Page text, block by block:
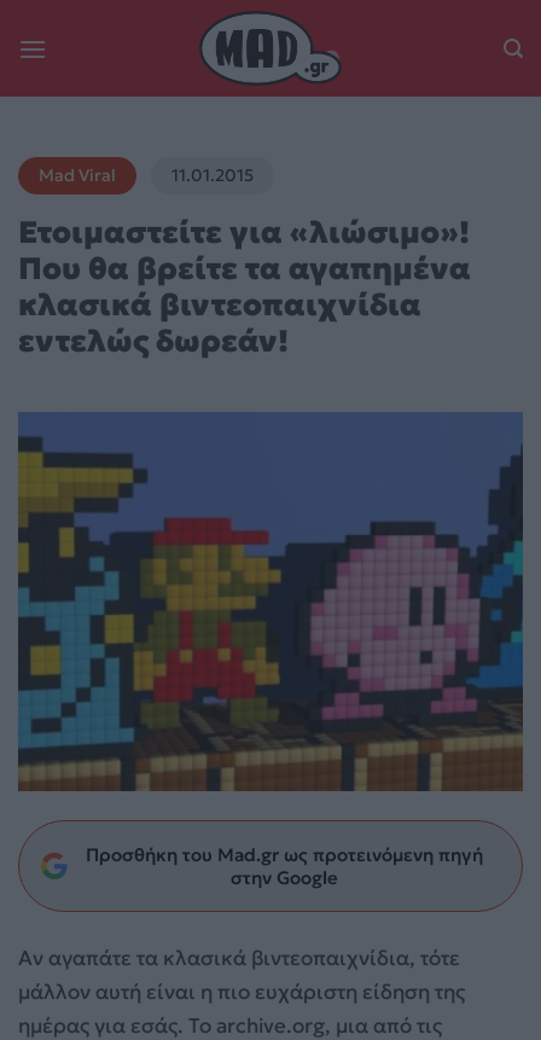
Mad Viral 11.01.2015
Ετοιμαστείτε για «λιώσιμο»!
Που θα βρείτε τα αγαπημένα
κλασικά βιντεοπαιχνίδια
εντελώς δωρεάν!
Προσθήκη του Mad.gr ως προτεινόμενη πηγή
στην Google
Αν αγαπάτε τα κλασικά βιντεοπαιχνίδια, τότε
μάλλον αυτή είναι η πιο ευχάριστη είδηση της
ημέρας για εσάς. Το archive.org, μια από τις